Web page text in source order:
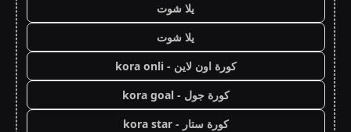
يلا شوت
يلا شوت
كورة اون لاين - kora onli
كورة جول - kora goal
كورة ستار - kora star